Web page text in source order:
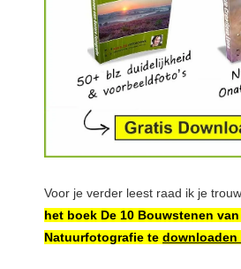
Voor je verder leest raad ik je
het boek De 10 Bouwstenen
Natuurfotografie te downloaden